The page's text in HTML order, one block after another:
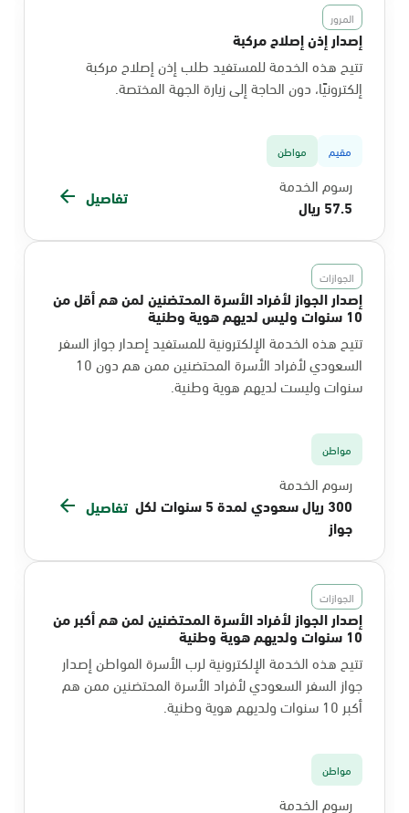
المرور
إصدار إذن إصلاح مركبة
تتيح هذه الخدمة للمستفيد طلب إذن إصلاح مركبة
إلكترونيًا، دون الحاجة إلى زيارة الجهة المختصة.
مقيم مواطن
رسوم الخدمة
57.5 ريال
تفاصيل
الجوازات
إصدار الجواز لأفراد الأسرة المحتضنين لمن هم أقل من
10 سنوات وليس لديهم هوية وطنية
تتيح هذه الخدمة الإلكترونية للمستفيد إصدار جواز السفر
السعودي لأفراد الأسرة المحتضنين ممن هم دون 10
سنوات وليست لديهم هوية وطنية.
مواطن
رسوم الخدمة
300 ريال سعودي لمدة 5 سنوات لكل
جواز
تفاصيل
الجوازات
إصدار الجواز لأفراد الأسرة المحتضنين لمن هم أكبر من
10 سنوات ولديهم هوية وطنية
تتيح هذه الخدمة الإلكترونية لرب الأسرة المواطن إصدار
جواز السفر السعودي لأفراد الأسرة المحتضنين ممن هم
أكبر 10 سنوات ولديهم هوية وطنية.
مواطن
رسوم الخدمة